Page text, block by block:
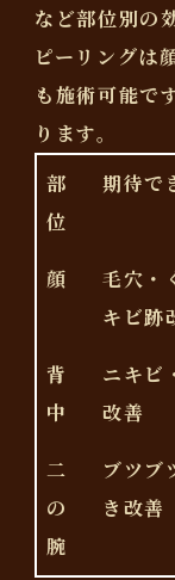
など部位別の
ピーリングは
も施術可能で
ります。
部
位
期待で
顔
毛穴・
キビ跡
背
中
ニキビ
改善
二
の
腕
ブツブ
き改善